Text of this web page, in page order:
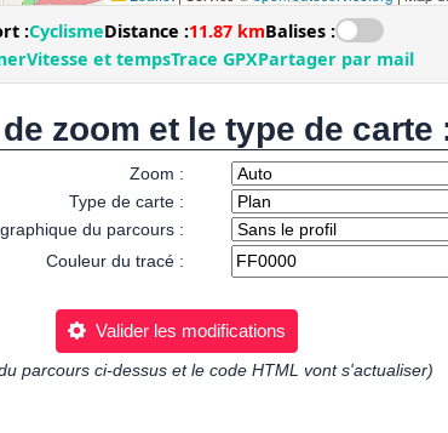
zoom et le type de carte
Zoom :
Type de carte :
du parcours :
Couleur du tracé :
Valider les modifications
parcours ci-dessus et le code HTML vont s'actualiser)